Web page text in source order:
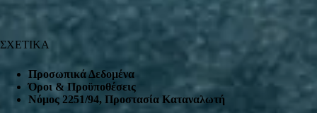
ΣΧΕΤΙΚΑ
Προσωπικά Δεδομένα
Όροι & Προϋποθέσεις
Nόμος 2251/94, Προστασία Καταναλωτή